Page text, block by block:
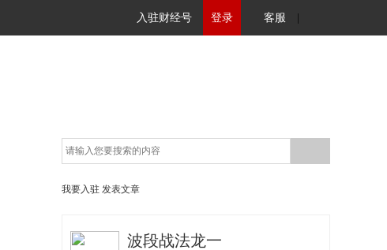
入驻财经号 登录 客服
我要入驻 发表文章
波段战法龙一